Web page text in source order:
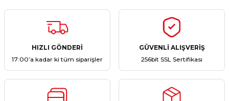
Yorum Yaz
Ürün hakkında henüz soru sorulmamış.
HIZLI GÖNDERİ
17:00’a kadar ki tüm siparişler
GÜVENLİ ALIŞVERİŞ
256bit SSL Sertifikası